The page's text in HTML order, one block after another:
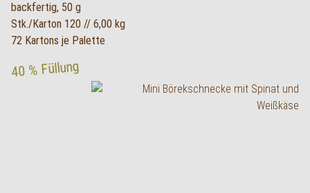
backfertig, 50 g
Stk./Karton 120 // 6,00 kg
72 Kartons je Palette
40 % Füllung